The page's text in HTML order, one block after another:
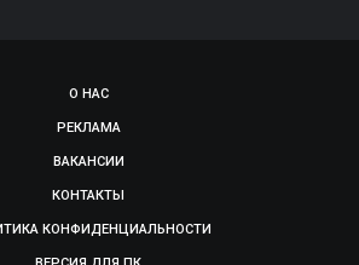
О НАС
РЕКЛАМА
ВАКАНСИИ
КОНТАКТЫ
КОНФИДЕНЦИАЛЬНОСТИ